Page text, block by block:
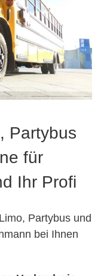
Partybus
für
Ihr Profi
Partybus und
bei Ihnen